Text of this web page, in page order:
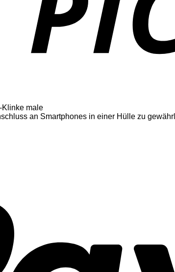
Klinke male
an Smartphones in einer Hülle zu